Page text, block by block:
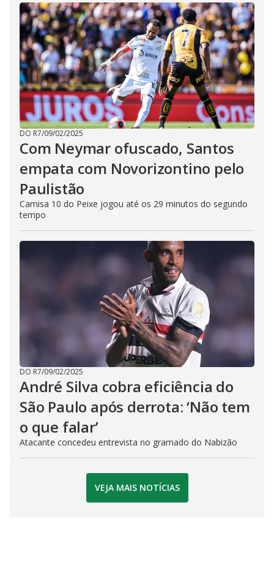
DO R7/09/02/2025
Com Neymar ofuscado, Santos
empata com Novorizontino pelo
Paulistão
Camisa 10 do Peixe jogou até os 29 minutos do segundo
tempo
DO R7/09/02/2025
André Silva cobra eficiência do
São Paulo após derrota: ‘Não tem
o que falar’
Atacante concedeu entrevista no gramado do Nabizão
VEJA MAIS NOTÍCIAS